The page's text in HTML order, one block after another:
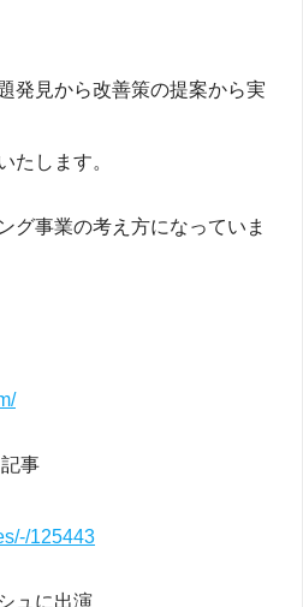
発見から改善策の提案から実
たします。
グ事業の考え方になっていま
事
125443
ュに出演